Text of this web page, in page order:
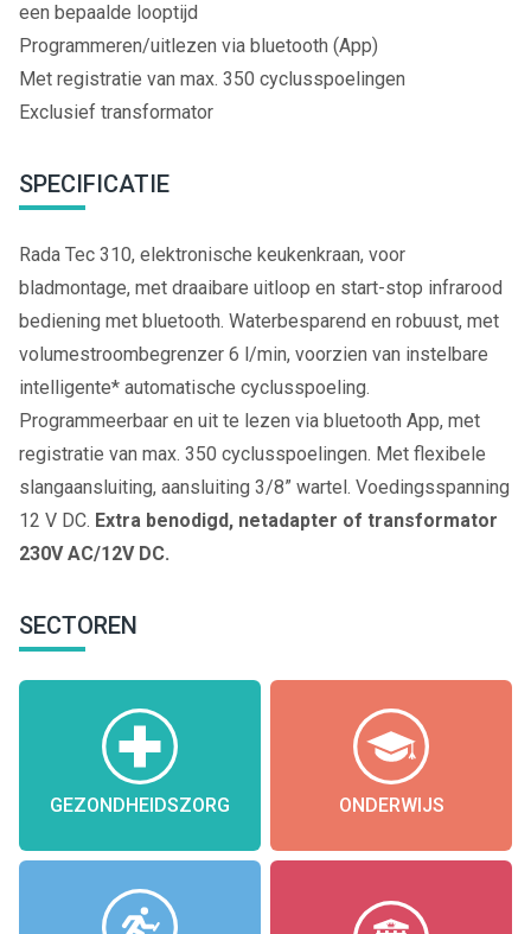
een bepaalde looptijd
Programmeren/uitlezen via bluetooth (App)
Met registratie van max. 350 cyclusspoelingen
Exclusief transformator
SPECIFICATIE
Rada Tec 310, elektronische keukenkraan, voor
bladmontage, met draaibare uitloop en start-stop infrarood
bediening met bluetooth. Waterbesparend en robuust, met
volumestroombegrenzer 6 l/min, voorzien van instelbare
intelligente* automatische cyclusspoeling.
Programmeerbaar en uit te lezen via bluetooth App, met
registratie van max. 350 cyclusspoelingen. Met flexibele
slangaansluiting, aansluiting 3/8” wartel. Voedingsspanning
12 V DC. Extra benodigd, netadapter of transformator
230V AC/12V DC.
SECTOREN
GEZONDHEIDSZORG ONDERWIJS